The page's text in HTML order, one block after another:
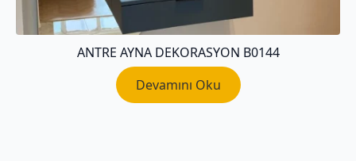
ANTRE AYNA DEKORASYON B0144
Devamını Oku